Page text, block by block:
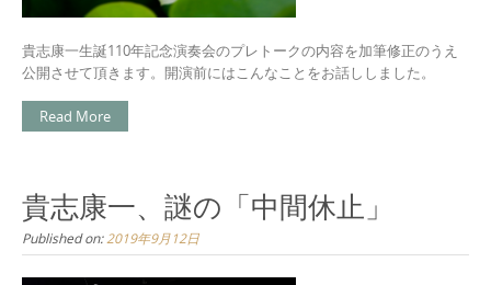
貴志康一生誕110年記念演奏会のプレトークの内容を加筆修正のうえ
公開させて頂きます。開演前にはこんなことをお話ししました。
Read More
貴志康一、謎の「中間休止」
Published on:2019年9月12日